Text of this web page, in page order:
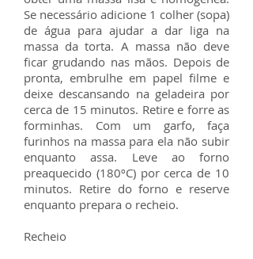
Se necessário adicione 1 colher (sopa)
de água para ajudar a dar liga na
massa da torta. A massa não deve
ficar grudando nas mãos. Depois de
pronta, embrulhe em papel filme e
deixe descansando na geladeira por
cerca de 15 minutos. Retire e forre as
forminhas. Com um garfo, faça
furinhos na massa para ela não subir
enquanto assa. Leve ao forno
preaquecido (180ºC) por cerca de 10
minutos. Retire do forno e reserve
enquanto prepara o recheio.
Recheio